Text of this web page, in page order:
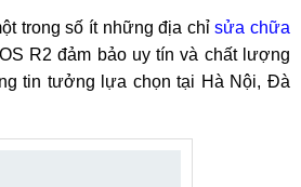
trong số ít những địa chỉsửa chữa
R2 đảm bảo uy tín và chất lượng
tin tưởng lựa chọn tại Hà Nội, Đà